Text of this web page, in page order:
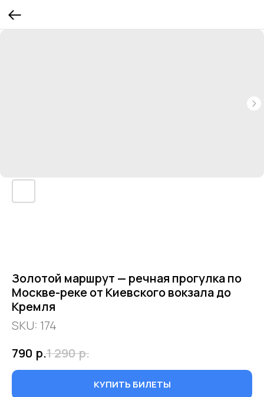
Золотой маршрут — речная прогулка по
Москве-реке от Киевского вокзала до
Кремля
SKU: 174
790 р.1 290 р.
КУПИТЬ БИЛЕТЫ